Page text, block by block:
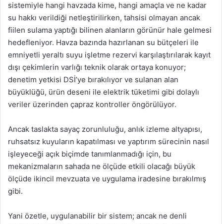
sistemiyle hangi havzada kime, hangi amaçla ve ne kadar
su hakkı verildiği netleştirilirken, tahsisi olmayan ancak
fiilen sulama yaptığı bilinen alanların görünür hale gelmesi
hedefleniyor. Havza bazında hazırlanan su bütçeleri ile
emniyetli yeraltı suyu işletme rezervi karşılaştırılarak kayıt
dışı çekimlerin varlığı teknik olarak ortaya konuyor;
denetim yetkisi DSİ’ye bırakılıyor ve sulanan alan
büyüklüğü, ürün deseni ile elektrik tüketimi gibi dolaylı
veriler üzerinden çapraz kontroller öngörülüyor.
Ancak taslakta sayaç zorunluluğu, anlık izleme altyapısı,
ruhsatsız kuyuların kapatılması ve yaptırım sürecinin nasıl
işleyeceği açık biçimde tanımlanmadığı için, bu
mekanizmaların sahada ne ölçüde etkili olacağı büyük
ölçüde ikincil mevzuata ve uygulama iradesine bırakılmış
gibi.
Yani özetle, uygulanabilir bir sistem; ancak ne denli